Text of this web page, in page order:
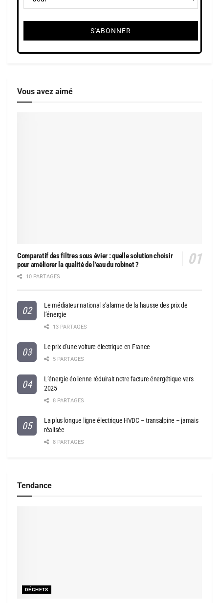
Vous avez aimé
Comparatif des filtres sous évier : quelle solution choisir
pour améliorer la qualité de l’eau du robinet ?
10 PARTAGES
Le médiateur national s’alarme de la hausse des prix de
l’énergie
13 PARTAGES
Le prix d’une voiture électrique en France
5 PARTAGES
L’énergie éolienne réduirait notre facture énergétique vers
2025
8 PARTAGES
La plus longue ligne électrique HVDC – transalpine – jamais
réalisée
8 PARTAGES
Tendance
DÉCHETS